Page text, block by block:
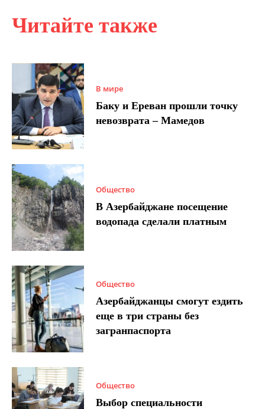
Читайте также
В мире
Баку и Ереван прошли точку
невозврата – Мамедов
Общество
В Азербайджане посещение
водопада сделали платным
Общество
Азербайджанцы смогут ездить
еще в три страны без
загранпаспорта
Общество
Выбор специальности